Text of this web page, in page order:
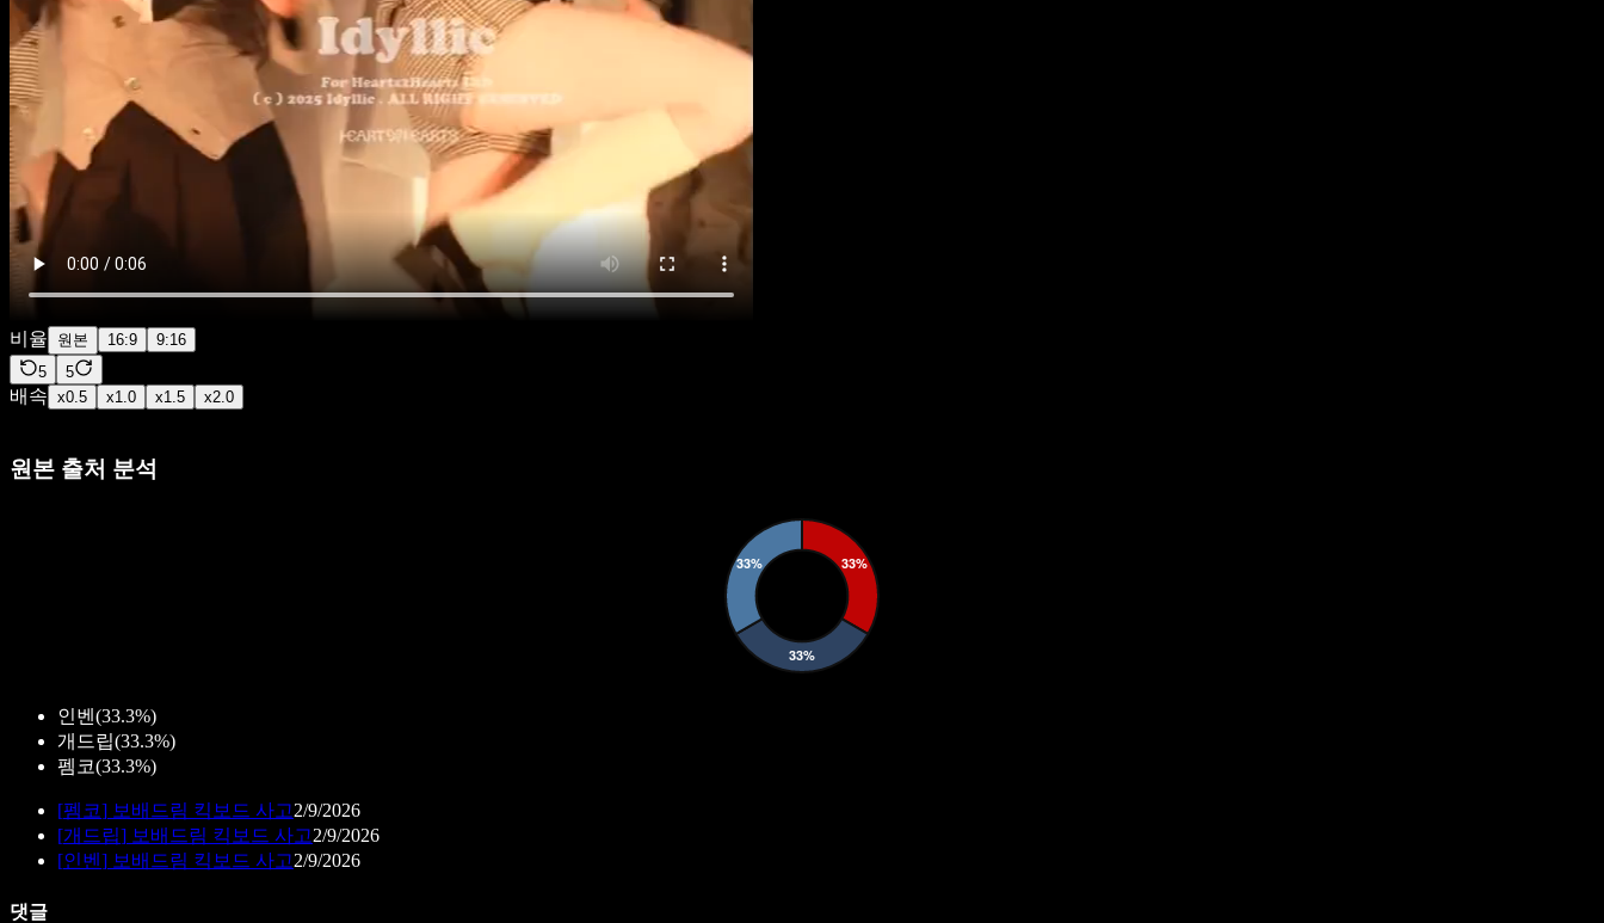
비율 원본 16:9
9:16
5
5
배속 x0.5 x1.0 x1.5 x2.0
원본 출처 분석
인벤 (33.3%)
개드립(33.3%)
펨코(33.3%)
[펨코] 보배드림 킥보드 사고2/9/2026
[개드립] 보배드림 킥보드 사고2/9/2026
[인벤 ] 보배드림 킥보드 사고2/9/2026
댓글